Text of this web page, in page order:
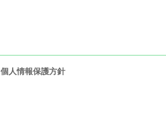
個人情報保護方針